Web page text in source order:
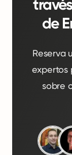
de
Reserva
expertos
sobre